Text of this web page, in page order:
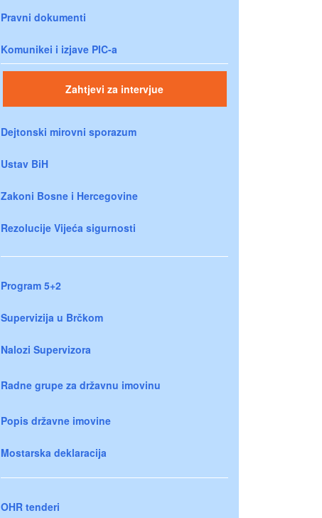
Pravni dokumenti
Komunikei i izjave PIC-a
Zahtjevi za intervjue
Dejtonski mirovni sporazum
Ustav BiH
Zakoni Bosne i Hercegovine
Rezolucije Vijeća sigurnosti
Program 5+2
Supervizija u Brčkom
Nalozi Supervizora
Radne grupe za državnu imovinu
Popis državne imovine
Mostarska deklaracija
OHR tenderi